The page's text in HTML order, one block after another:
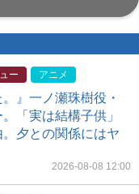
ー アニメ
』一ノ瀬珠樹役・
「実は結構子供」
夕との関係にはヤ
2026-08-08 12:00